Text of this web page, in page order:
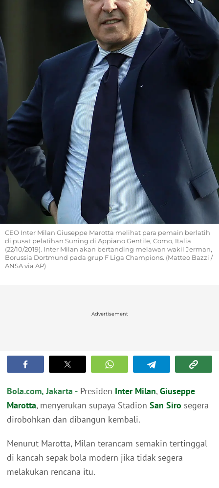
CEO Inter Milan Giuseppe Marotta melihat para pemain berlatih
di pusat pelatihan Suning di Appiano Gentile, Como, Italia
(22/10/2019). Inter Milan akan bertanding melawan wakil Jerman,
Borussia Dortmund pada grup F Liga Champions. (Matteo Bazzi /
ANSA via AP)
Advertisement
Bola.com, Jakarta - Presiden Inter Milan, Giuseppe
Marotta, menyerukan supaya Stadion San Siro segera
dirobohkan dan dibangun kembali.
Menurut Marotta, Milan terancam semakin tertinggal
di kancah sepak bola modern jika tidak segera
melakukan rencana itu.